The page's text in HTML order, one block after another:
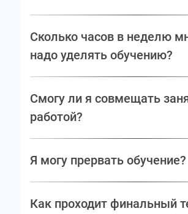
Сколько часов в неделю
надо уделять обучению?
Смогу ли я совмещать
работой?
Я могу прервать обучение?
Как проходит финальный